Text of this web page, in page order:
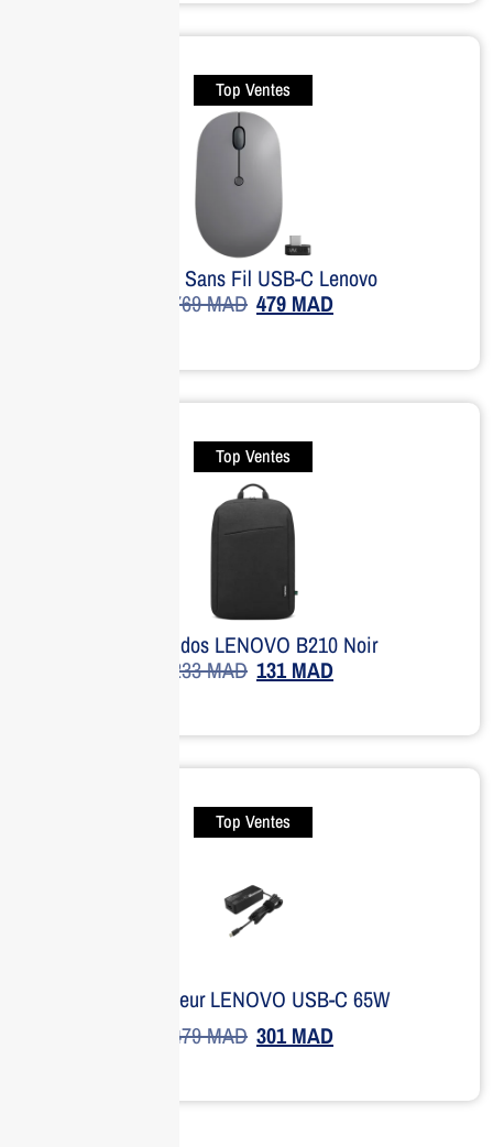
Top Ventes
Souris Sans Fil USB-C Lenovo
769MAD 479 MAD
Top Ventes
Sac à dos LENOVO B210 Noir
233MAD 131MAD
Top Ventes
Adaptateur LENOVO USB-C 65W
479MAD 301MAD